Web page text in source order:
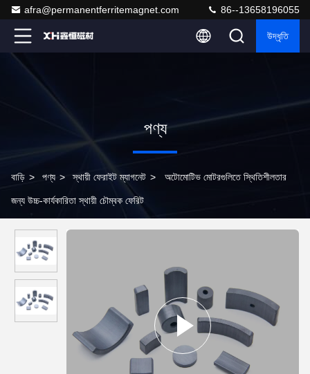
afra@permanentferritemagnet.com 86--13658196055
উদ্ধৃতি
পণ্য
বাড়ি > পণ্য > স্থায়ী ফেরাইট ম্যাগনেট > অটোমোটিভ মোটরগুলিতে স্থিতিশীলতার
জন্য উচ্চ-কার্যকারিতা স্থায়ী চৌম্বক ফেরিট